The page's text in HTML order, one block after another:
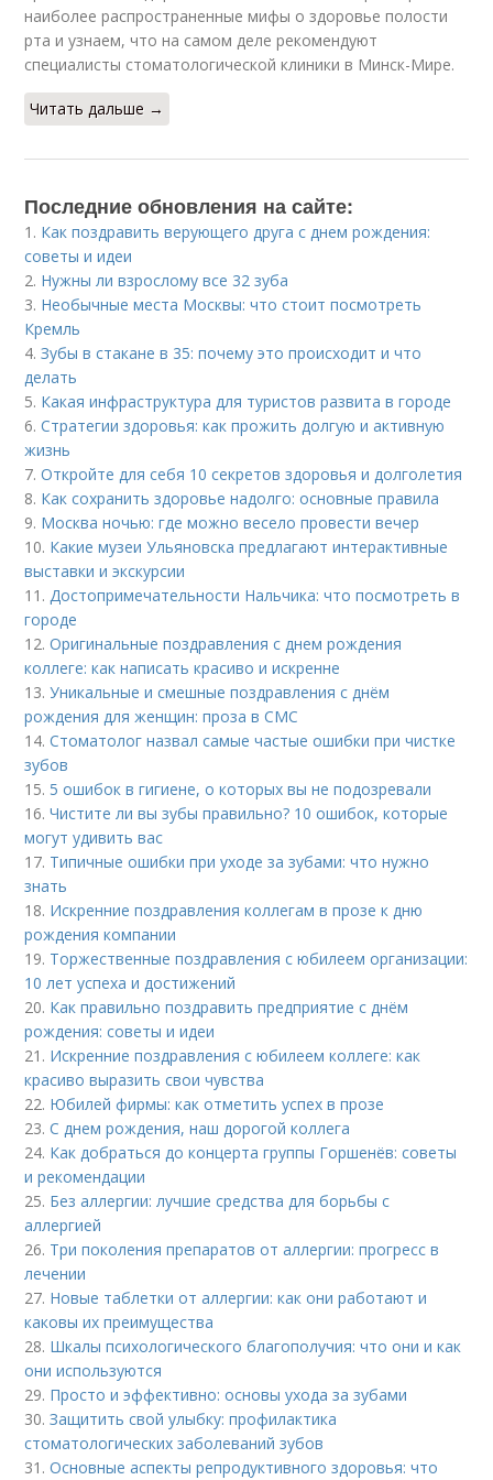
наиболее распространенные мифы о здоровье полости
рта и узнаем, что на самом деле рекомендуют
специалисты стоматологической клиники в Минск-Мире.
Читать дальше →
Последние обновления на сайте:
1. Как поздравить верующего друга с днем рождения:
советы и идеи
2. Нужны ли взрослому все 32 зуба
3. Необычные места Москвы: что стоит посмотреть
Кремль
4.Зубы в стакане в 35: почему это происходит и что
делать
5. Какая инфраструктура для туристов развита в городе
6.Стратегии здоровья: как прожить долгую и активную
жизнь
7.Откройте для себя 10 секретов здоровья и долголетия
8. Как сохранить здоровье надолго: основные правила
9. Москва ночью: где можно весело провести вечер
10. Какие музеи Ульяновска предлагают интерактивные
выставки и экскурсии
11.Достопримечательности Нальчика: что посмотреть в
городе
12.Оригинальные поздравления с днем рождения
коллеге: как написать красиво и искренне
13.Уникальные и смешные поздравления с днём
рождения для женщин: проза в СМС
14.Стоматолог назвал самые частые ошибки при чистке
зубов
15. 5 ошибок в гигиене, о которых вы не подозревали
16.Чистите ли вы зубы правильно? 10 ошибок, которые
могут удивить вас
17. Типичные ошибки при уходе за зубами: что нужно
знать
18. Искренние поздравления коллегам в прозе к дню
рождения компании
19. Торжественные поздравления с юбилеем организации:
10 лет успеха и достижений
20. Как правильно поздравить предприятие с днём
рождения: советы и идеи
21. Искренние поздравления с юбилеем коллеге: как
красиво выразить свои чувства
22. Юбилей фирмы: как отметить успех в прозе
23.С днем рождения, наш дорогой коллега
24. Как добраться до концерта группы Горшенёв: советы
и рекомендации
25. Без аллергии: лучшие средства для борьбы с
аллергией
26. Три поколения препаратов от аллергии: прогресс в
лечении
27. Новые таблетки от аллергии: как они работают и
каковы их преимущества
28. Шкалы психологического благополучия: что они и как
они используются
29. Просто и эффективно: основы ухода за зубами
30.Защитить свой улыбку: профилактика
стоматологических заболеваний зубов
31.Основные аспекты репродуктивного здоровья: что